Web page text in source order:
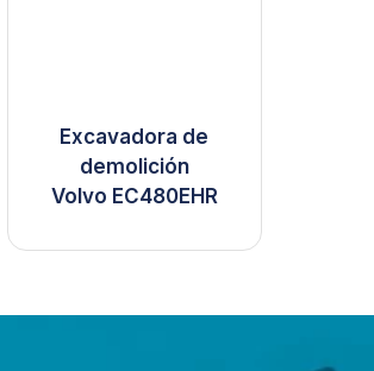
Excavadora de
demolición
Volvo EC480EHR